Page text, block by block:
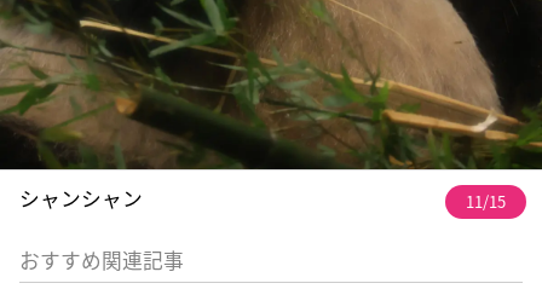
シャンシャン 11/15
おすすめ関連記事